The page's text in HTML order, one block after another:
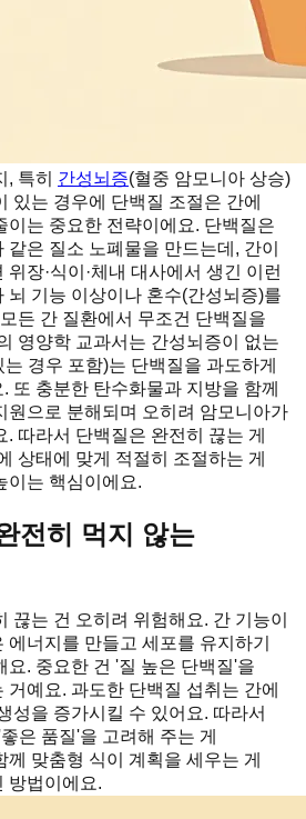
, 특히 간성뇌증(혈중 암모니아 상승)
있는 경우에 단백질 조절은 간에
이는 중요한 전략이에요. 단백질은
은 질소 노폐물을 만드는데, 간이
장·식이·체내 대사에서 생긴 이런
뇌 기능 이상이나 혼수(간성뇌증)를
든 간 질환에서 무조건 단백질을
영양학 교과서는 간성뇌증이 없는
경우 포함)는 단백질을 과도하게
또 충분한 탄수화물과 지방을 함께
원으로 분해되며 오히려 암모니아가
따라서 단백질은 완전히 끊는 게
상태에 맞게 적절히 조절하는 게
이는 핵심이에요.
전히 먹지 않는
끊는 건 오히려 위험해요. 간 기능이
너지를 만들고 세포를 유지하기
요. 중요한 건 '질 높은 단백질'을
예요. 과도한 단백질 섭취는 간에
성을 증가시킬 수 있어요. 따라서
은 품질'을 고려해 주는 게
맞춤형 식이 계획을 세우는 게
방법이에요.